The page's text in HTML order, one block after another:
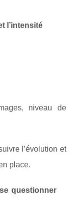
l’intensité
niveau de
l’évolution et
place.
questionner